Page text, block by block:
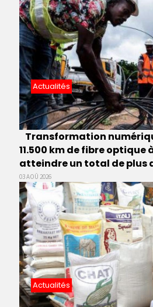
Actualités
Transformation
11.500 km de fibre optique
atteindre un total de plus
03 AOÛ 2026
Actualités